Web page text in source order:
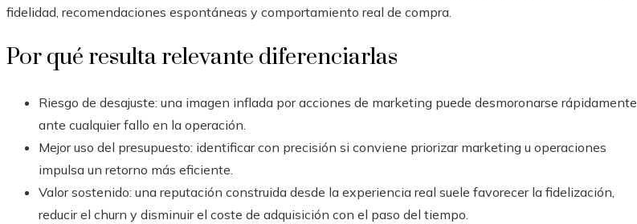
fidelidad, recomendaciones espontáneas y comportamiento real de compra.
Por qué resulta relevante diferenciarlas
Riesgo de desajuste: una imagen inflada por acciones de marketing puede desmoronarse rápidamente
ante cualquier fallo en la operación.
Mejor uso del presupuesto: identificar con precisión si conviene priorizar marketing u operaciones
impulsa un retorno más eficiente.
Valor sostenido: una reputación construida desde la experiencia real suele favorecer la fidelización,
reducir el churn y disminuir el coste de adquisición con el paso del tiempo.